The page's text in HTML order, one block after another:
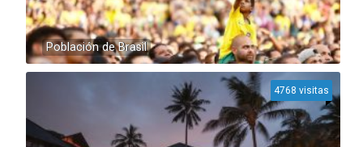
Población de Brasil
4768 visitas